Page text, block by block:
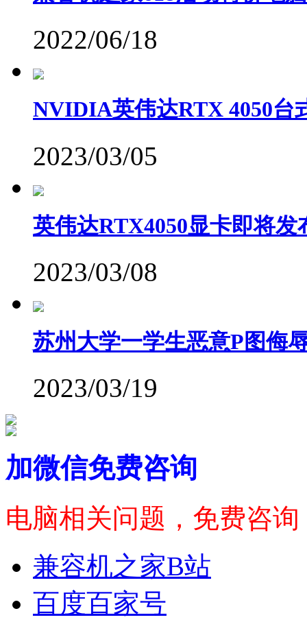
2022/06/18
NVIDIA英伟达RTX 4050台
2023/03/05
英伟达RTX4050显卡即将
2023/03/08
苏州大学一学生恶意P图侮
2023/03/19
加微信免费咨询
电脑相关问题，免费咨询
兼容机之家B站
百度百家号